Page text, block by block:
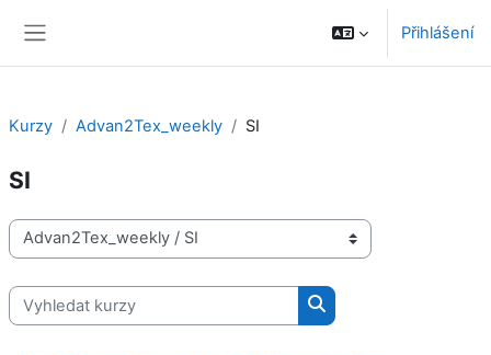
Přihlášení
Kurzy Advan2Tex_weekly SI
SI
Kategorie kurzů
Vyhledat kurzy
Vyhledat kurzy